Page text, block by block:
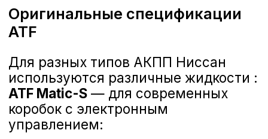
соответствие допусков на канистре.
Неподходящая жидкость может
повредить АКПП уже через
Чего нельзя делать
смешивать CVT и ATF : это
жидкости с разными
свойствами и назначением;
заливать «универсальные»
масла: каждая коробка требует